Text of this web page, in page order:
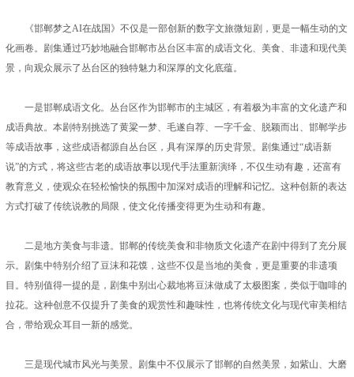
《邯郸梦之AI在战国》不仅是一部创新的数字文旅微短剧，更是一幅生动的文
化画卷。剧集通过巧妙地融合邯郸市丛台区丰富的成语文化、美食、非遗和现代美
景，向观众展示了丛台区的独特魅力和深厚的文化底蕴。
一是邯郸成语文化。丛台区作为邯郸市的主城区，有着极为丰富的文化遗产和
成语典故。本剧特别挑选了黄粱一梦、毛遂自荐、一字千金、脱颖而出、邯郸学步
等成语故事，这些成语都源自丛台区，具有深厚的历史背景。剧集通过“成语新
说”的方式，将这些古老的成语故事以现代手法重新演绎，不仅生动有趣，还富有
教育意义，使观众在轻松愉快的氛围中加深对成语的理解和记忆。这种创新的表达
方式打破了传统说教的局限，使文化传播变得更为生动和有趣。
二是地方美食与非遗。邯郸的传统美食和非物质文化遗产在剧中得到了充分展
示。剧集中特别介绍了豆沫和花馍，这些不仅是当地的美食，更是重要的非遗项
目。特别值得一提的是，剧集中别出心裁地将豆沫做成了太极图案，类似于咖啡的
拉花。这种创意不仅提升了美食的观赏性和趣味性，也将传统文化与现代审美相结
合，带给观众耳目一新的感觉。
三是现代城市风光与美景。剧集中不仅展示了邯郸的自然美景，如紫山、大磨